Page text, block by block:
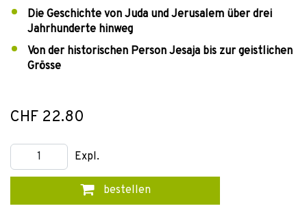
Die Geschichte von Juda und Jerusalem über drei
Jahrhunderte hinweg
Von der historischen Person Jesaja bis zur geistlichen
Grösse
CHF 22.80
Expl.
bestellen